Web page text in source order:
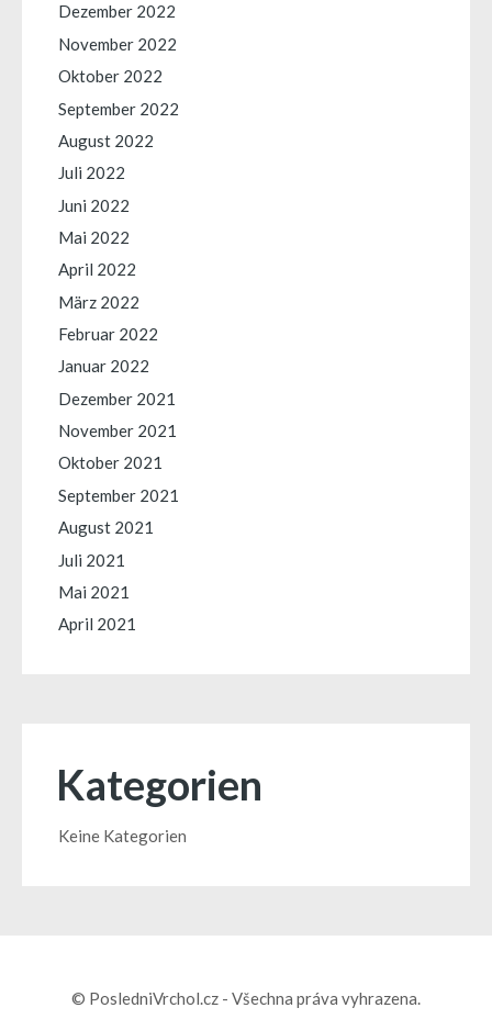
Dezember 2022
November 2022
Oktober 2022
September 2022
August 2022
Juli 2022
Juni 2022
Mai 2022
April 2022
März 2022
Februar 2022
Januar 2022
Dezember 2021
November 2021
Oktober 2021
September 2021
August 2021
Juli 2021
Mai 2021
April 2021
Kategorien
Keine Kategorien
© PosledniVrchol.cz - Všechna práva vyhrazena.